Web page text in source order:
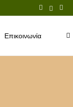
Επικοινωνία